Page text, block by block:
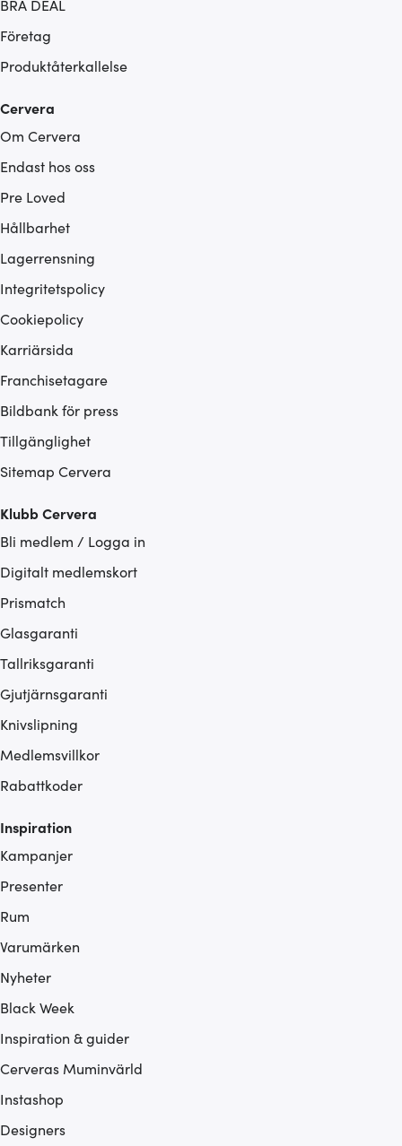
BRA DEAL
Företag
Produktåterkallelse
Cervera
Om Cervera
Endast hos oss
Pre Loved
Hållbarhet
Lagerrensning
Integritetspolicy
Cookiepolicy
Karriärsida
Franchisetagare
Bildbank för press
Tillgänglighet
Sitemap Cervera
Klubb Cervera
Bli medlem / Logga in
Digitalt medlemskort
Prismatch
Glasgaranti
Tallriksgaranti
Gjutjärnsgaranti
Knivslipning
Medlemsvillkor
Rabattkoder
Inspiration
Kampanjer
Presenter
Rum
Varumärken
Nyheter
Black Week
Inspiration & guider
Cerveras Muminvärld
Instashop
Designers